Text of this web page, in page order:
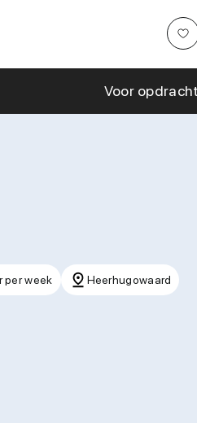
Voor
per week Heerhugowaard